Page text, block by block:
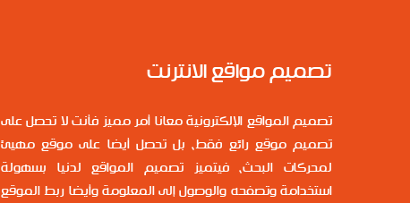
تصميم مواقع الانترنت
تصميم المواقع الإلكترونية معانا أمر مميز فأنت لا تحصل على
تصميم موقع رائع فقط، بل تحصل أيضا على موقع مهيئ
لمحركات البحث، فيتميز تصميم المواقع لدنيا بسهولة
استخدامة وتصفحه والوصول إلى المعلومة وأيضا ربط الموقع